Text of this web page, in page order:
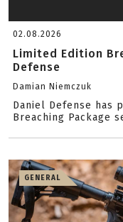
02.08.2026
Limited Edition
Defense
Damian Niemczuk
Daniel Defense has
Breaching Package
GENERAL